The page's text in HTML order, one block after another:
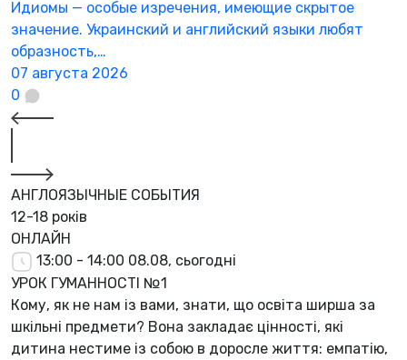
Идиомы — особые изречения, имеющие скрытое
значение. Украинский и английский языки любят
образность,…
07 августа 2026
0
АНГЛОЯЗЫЧНЫЕ СОБЫТИЯ
12-18 років
ОНЛАЙН
13:00 - 14:00 08.08, сьогодні
УРОК ГУМАННОСТІ №1
Кому, як не нам із вами, знати, що освіта ширша за
шкільні предмети? Вона закладає цінності, які
дитина нестиме із собою в доросле життя: емпатію,